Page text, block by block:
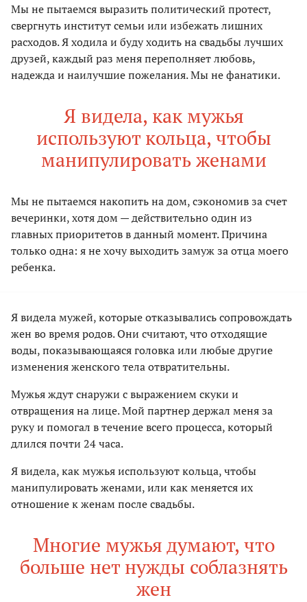
Мы не пытаемся выразить политический протест,
свергнуть институт семьи или избежать лишних
расходов. Я ходила и буду ходить на свадьбы лучших
друзей, каждый раз меня переполняет любовь,
надежда и наилучшие пожелания. Мы не фанатики.
Я видела, как мужья
используют кольца, чтобы
манипулировать женами
Мы не пытаемся накопить на дом, сэкономив за счет
вечеринки, хотя дом — действительно один из
главных приоритетов в данный момент. Причина
только одна: я не хочу выходить замуж за отца моего
ребенка.
Я видела мужей, которые отказывались сопровождать
жен во время родов. Они считают, что отходящие
воды, показывающаяся головка или любые другие
изменения женского тела отвратительны.
Мужья ждут снаружи с выражением скуки и
отвращения на лице. Мой партнер держал меня за
руку и помогал в течение всего процесса, который
длился почти 24 часа.
Я видела, как мужья используют кольца, чтобы
манипулировать женами, или как меняется их
отношение к женам после свадьбы.
Многие мужья думают, что
больше нет нужды соблазнять
жен